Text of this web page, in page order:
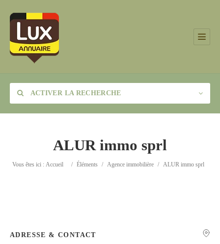
ACTIVER LA RECHERCHE
Catégorie
ALUR immo sprl
Vous êtes ici : Accueil / Éléments / Agence immobilière / ALUR immo sprl
ADRESSE & CONTACT